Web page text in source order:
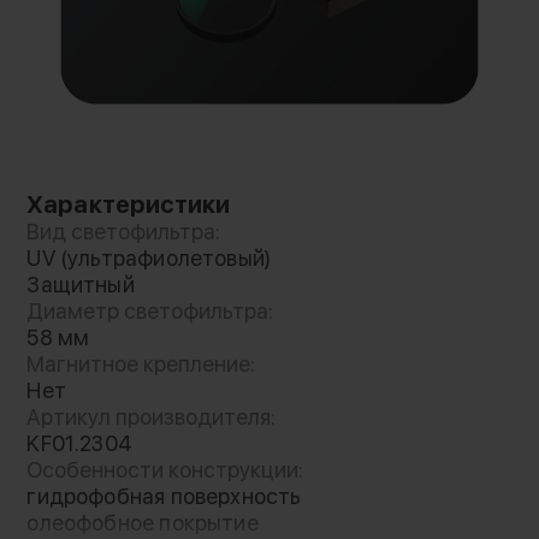
Характеристики
Вид светофильтра:
UV (ультрафиолетовый)
Защитный
Диаметр светофильтра:
58 мм
Магнитное крепление:
Нет
Артикул производителя:
KF01.2304
Особенности конструкции:
гидрофобная поверхность
олеофобное покрытие